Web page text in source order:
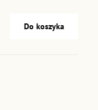
Do koszyka